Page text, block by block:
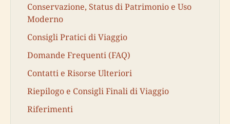
Conservazione, Status di Patrimonio e Uso
Moderno
Consigli Pratici di Viaggio
Domande Frequenti (FAQ)
Contatti e Risorse Ulteriori
Riepilogo e Consigli Finali di Viaggio
Riferimenti